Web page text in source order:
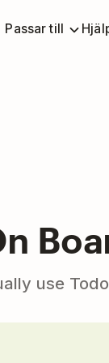
Passar till
use